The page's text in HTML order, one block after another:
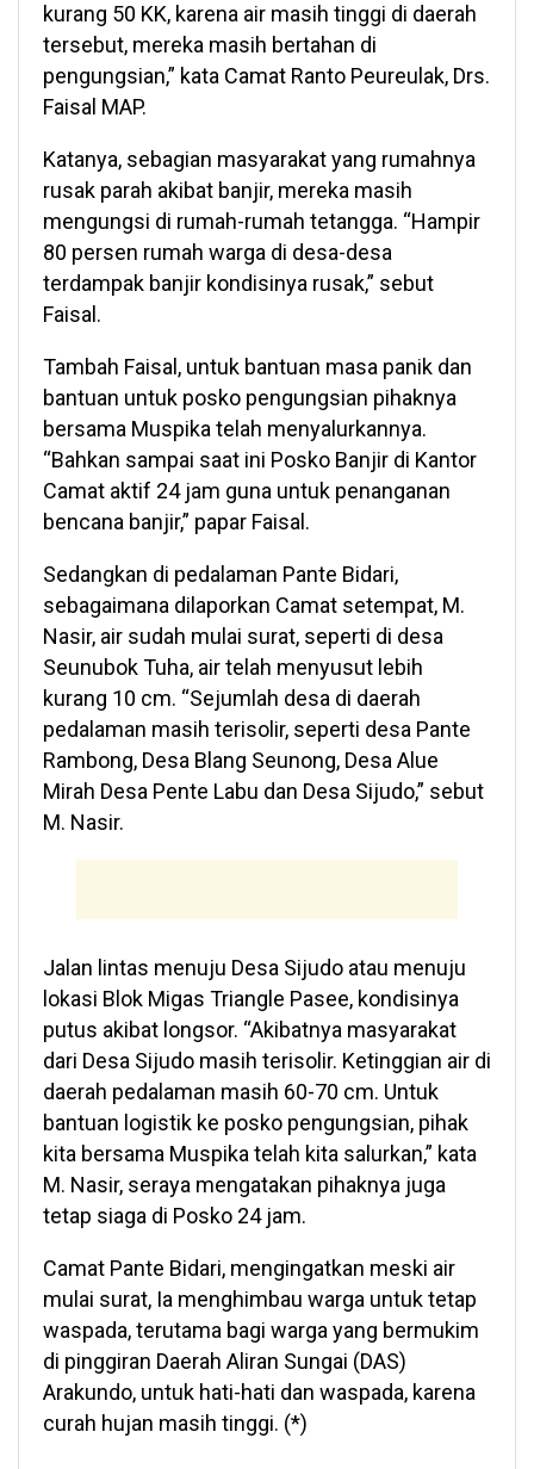
kurang 50 KK, karena air masih tinggi di daerah
tersebut, mereka masih bertahan di
pengungsian,” kata Camat Ranto Peureulak, Drs.
Faisal MAP.
Katanya, sebagian masyarakat yang rumahnya
rusak parah akibat banjir, mereka masih
mengungsi di rumah-rumah tetangga. “Hampir
80 persen rumah warga di desa-desa
terdampak banjir kondisinya rusak,” sebut
Faisal.
Tambah Faisal, untuk bantuan masa panik dan
bantuan untuk posko pengungsian pihaknya
bersama Muspika telah menyalurkannya.
“Bahkan sampai saat ini Posko Banjir di Kantor
Camat aktif 24 jam guna untuk penanganan
bencana banjir,” papar Faisal.
Sedangkan di pedalaman Pante Bidari,
sebagaimana dilaporkan Camat setempat, M.
Nasir, air sudah mulai surat, seperti di desa
Seunubok Tuha, air telah menyusut lebih
kurang 10 cm. “Sejumlah desa di daerah
pedalaman masih terisolir, seperti desa Pante
Rambong, Desa Blang Seunong, Desa Alue
Mirah Desa Pente Labu dan Desa Sijudo,” sebut
M. Nasir.
Jalan lintas menuju Desa Sijudo atau menuju
lokasi Blok Migas Triangle Pasee, kondisinya
putus akibat longsor. “Akibatnya masyarakat
dari Desa Sijudo masih terisolir. Ketinggian air di
daerah pedalaman masih 60-70 cm. Untuk
bantuan logistik ke posko pengungsian, pihak
kita bersama Muspika telah kita salurkan,” kata
M. Nasir, seraya mengatakan pihaknya juga
tetap siaga di Posko 24 jam.
Camat Pante Bidari, mengingatkan meski air
mulai surat, Ia menghimbau warga untuk tetap
waspada, terutama bagi warga yang bermukim
di pinggiran Daerah Aliran Sungai (DAS)
Arakundo, untuk hati-hati dan waspada, karena
curah hujan masih tinggi. (*)